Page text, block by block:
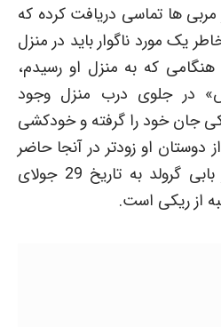
ها تماسی دریافت کرده که
یک مورد ناگوار باید در منزل
که به منزل او رسیدم،
در جلوی درب منزل وجود
جان خود را گرفته و خودکشی
دوستان او زودتر در آنجا حاضر
شده بودند. در تصویر زیر بابی گرولد به تاریخ 29 جولای